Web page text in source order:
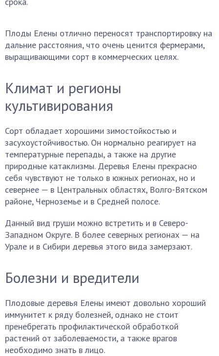
Плоды Елены отлично переносят транспортировку на
дальние расстояния, что очень ценится фермерами,
выращивающими сорт в коммерческих целях.
Климат и регионы
культивирования
Сорт обладает хорошими зимостойкостью и
засухоустойчивостью. Он нормально реагирует на
температурные перепады, а также на другие
природные катаклизмы. Деревья Елены прекрасно
себя чувствуют не только в южных регионах, но и
севернее — в Центральных областях, Волго-Вятском
районе, Черноземье и в Средней полосе.
Данный вид груши можно встретить и в Северо-
Западном Округе. В более северных регионах — на
Урале и в Сибири деревья этого вида замерзают.
Болезни и вредители
Плодовые деревья Елены имеют довольно хороший
иммунитет к ряду болезней, однако не стоит
пренебрегать профилактической обработкой
растений от заболеваемости, а также врагов
необходимо знать в лицо.